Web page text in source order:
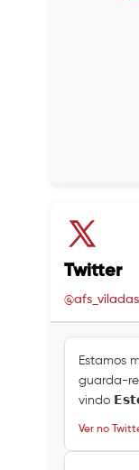
Twitter
Estamos
guarda-
vindo
Ver no